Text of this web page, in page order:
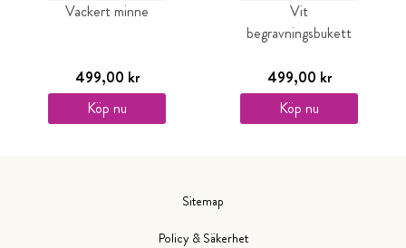
Vackert minne
499,00 kr
Köp nu
Vit
begravningsbukett
499,00 kr
Köp nu
Sitemap
Policy & Säkerhet